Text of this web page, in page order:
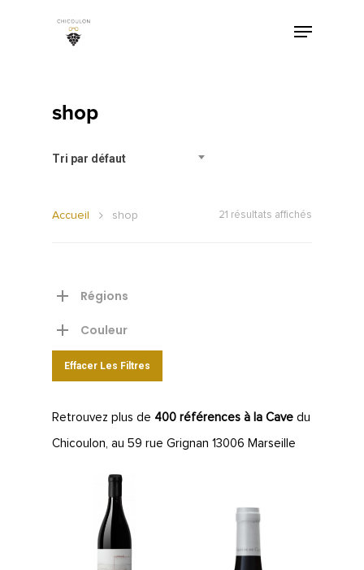
shop
Tri par défaut
21 résultats affichés
Accueil shop
Régions
Couleur
Effacer Les Filtres
Retrouvez plus de 400 références à la Cave du
Chicoulon, au 59 rue Grignan 13006 Marseille